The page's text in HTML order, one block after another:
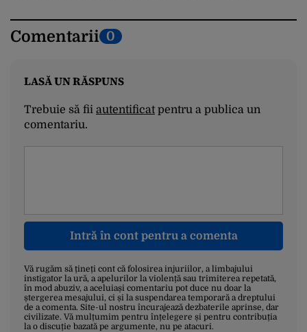
Comentarii 0
LASĂ UN RĂSPUNS
Trebuie să fii autentificatpentru a publica un
comentariu.
Intră în cont pentru a comenta
Vă rugăm să țineți cont că folosirea injuriilor, a limbajului
instigator la ură, a apelurilor la violență sau trimiterea repetată,
în mod abuziv, a aceluiași comentariu pot duce nu doar la
ștergerea mesajului, ci și la suspendarea temporară a dreptului
de a comenta. Site-ul nostru încurajează dezbaterile aprinse, dar
civilizate. Vă mulțumim pentru înțelegere și pentru contribuția
la o discuție bazată pe argumente, nu pe atacuri.